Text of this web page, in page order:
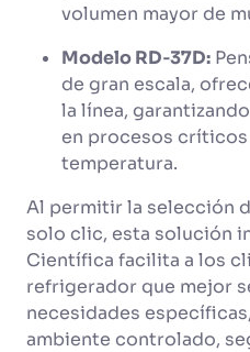
volumen mayor de
Modelo RD‑37D:
de gran escala,
la línea,
en procesos
temperatura.
Al permitir la selección
solo clic, esta solución
Científica facilita a los
refrigerador que mejor
necesidades
ambiente controlado,